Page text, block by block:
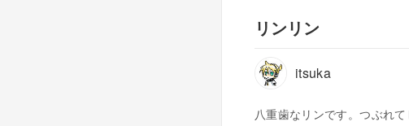
リンリン
itsuka
八重歯なリンです。つぶれ